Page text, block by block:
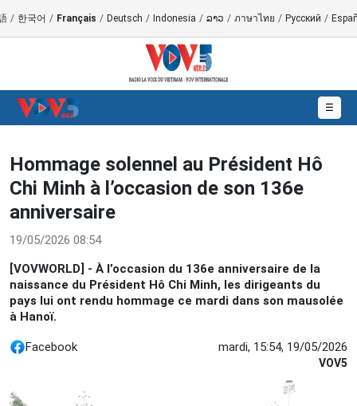
/ 한국어 / Français / Deutsch / Indonesia / ລາວ / ภาษาไทย / Русский /
☰
Hommage solennel au Président Hô
Chi Minh à l’occasion de son 136e
anniversaire
19/05/2026 08:54
[VOVWORLD] - À l’occasion du 136e anniversaire de la
naissance du Président Hô Chi Minh, les dirigeants du
pays lui ont rendu hommage ce mardi dans son mausolée
à Hanoï.
Facebook mardi, 15:54, 19/05/2026
VOV5